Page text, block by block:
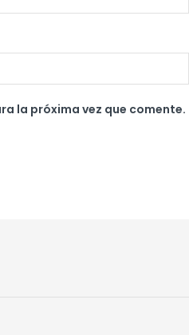
la próxima vez que comente.